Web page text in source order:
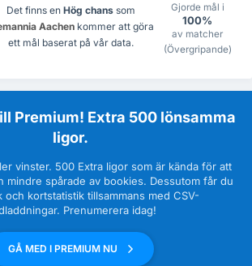
Det finns en Hög chanssom
Aachen kommer att göra
ett mål baserat på vår data.
Gjorde mål i
100%
av matcher
(Övergripande)
Premium! Extra 500 lönsamma
ligor.
vinster. 500 Extra ligor som är kända för att
mindre spårade av bookies. Dessutom får du
och kortstatistik tillsammans med CSV-
Prenumerera idag!
GÅ MED I PREMIUM NU